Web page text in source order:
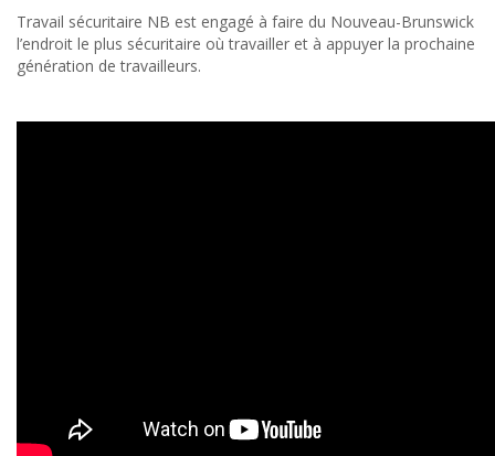
Travail sécuritaire NB est engagé à faire du Nouveau-Brunswick
l’endroit le plus sécuritaire où travailler et à appuyer la prochaine
génération de travailleurs.